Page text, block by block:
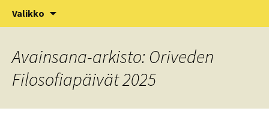
Puistofilosofia
XV Puistofilosofia-viikko Ikaalisissa
15.-19.7.2025
Valikko
Avainsana-arkisto: Oriveden
Filosofiapäivät 2025